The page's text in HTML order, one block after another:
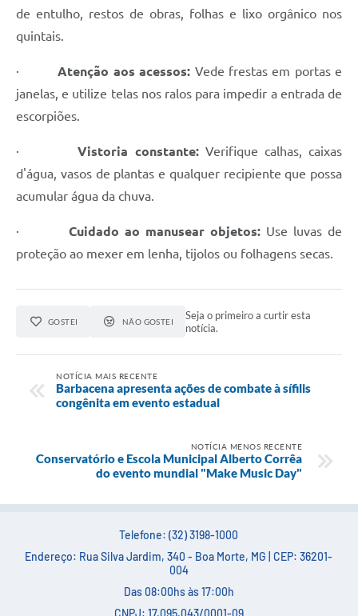
de entulho, restos de obras, folhas e lixo orgânico nos
quintais.
·Atenção aos acessos: Vede frestas em portas e
janelas, e utilize telas nos ralos para impedir a entrada de
escorpiões.
·Vistoria constante:Verifique calhas, caixas
d'água, vasos de plantas e qualquer recipiente que possa
acumular água da chuva.
·Cuidado ao manusear objetos: Use luvas de
proteção ao mexer em lenha, tijolos ou folhagens secas.
GOSTEI NÃO GOSTEI
Seja o primeiro a curtir esta
notícia.
NOTÍCIA MAIS RECENTE
Barbacena apresenta ações de combate à sífilis
congênita em evento estadual
NOTÍCIA MENOS RECENTE
Conservatório e Escola Municipal Alberto Corrêa
do evento mundial "Make Music Day"
Telefone: (32) 3198-1000
Endereço: Rua Silva Jardim, 340 - Boa Morte, MG | CEP: 36201-
004
Das 08:00hs às 17:00h
CNPJ: 17.095.043/0001-09